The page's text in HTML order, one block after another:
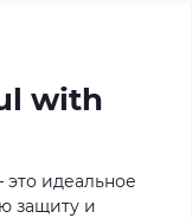
with
идеальное
защиту и